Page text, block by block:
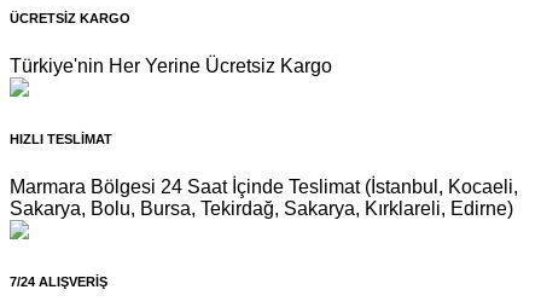
ÜCRETSİZ KARGO
Türkiye'nin Her Yerine Ücretsiz Kargo
HIZLI TESLİMAT
Marmara Bölgesi 24 Saat İçinde Teslimat (İstanbul, Kocaeli,
Sakarya, Bolu, Bursa, Tekirdağ, Sakarya, Kırklareli, Edirne)
7/24 ALIŞVERİŞ